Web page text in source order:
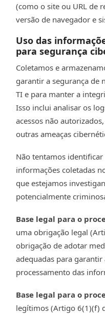
(como o site ou URL de
versão de navegador e
Uso das
para segurança
Coletamos e
garantir a segurança de
TI e para manter a
Isso inclui analisar os
acessos não
outras ameaças
Não tentamos
informações coletadas
que estejamos
potencialmente
Base legal para o
uma obrigação legal
obrigação de adotar
adequadas para garantir
processamento das
Base legal para o
legítimos (Artigo 6(1)(f)